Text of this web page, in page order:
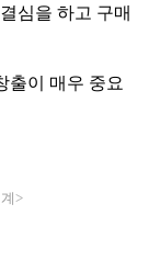
심을 하고 구매
출이 매우 중요
>